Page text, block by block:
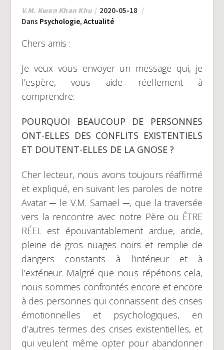
V.M. Kwen Khan Khu
2020-05-18
Dans Psychologie, Actualité
Chers amis :
Je veux vous envoyer un message qui, je
l’espère, vous aide réellement à
comprendre:
POURQUOI BEAUCOUP DE PERSONNES
ONT-ELLES DES CONFLITS EXISTENTIELS
ET DOUTENT-ELLES DE LA GNOSE ?
Cher lecteur, nous avons toujours réaffirmé
et expliqué, en suivant les paroles de notre
Avatar ─ le V.M. Samael ─, que la traversée
vers la rencontre avec notre Père ou ÊTRE
RÉEL est épouvantablement ardue, aride,
pleine de gros nuages noirs et remplie de
dangers constants à l’intérieur et à
l’extérieur. Malgré que nous répétions cela,
nous sommes confrontés encore et encore
à des personnes qui connaissent des crises
émotionnelles et psychologiques, en
d’autres termes des crises existentielles, et
qui veulent même opter pour abandonner